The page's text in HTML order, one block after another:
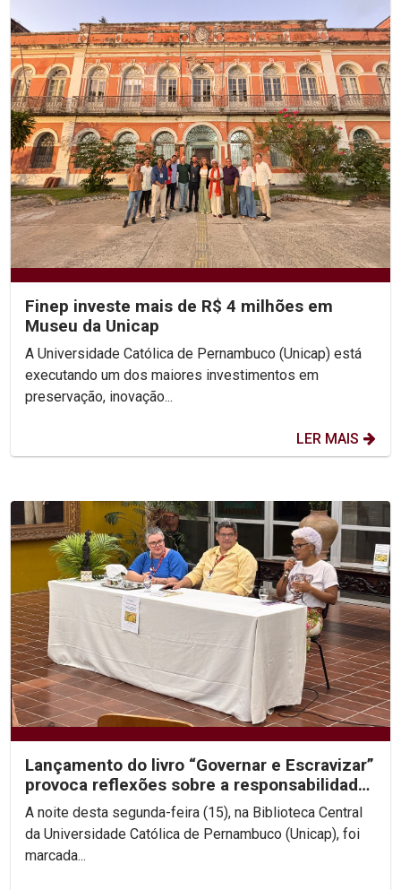
Finep investe mais de R$ 4 milhões em
Museu da Unicap
A Universidade Católica de Pernambuco (Unicap) está
executando um dos maiores investimentos em
preservação, inovação...
LER MAIS
Lançamento do livro “Governar e Escravizar”
provoca reflexões sobre a responsabilidade
histórica...
A noite desta segunda-feira (15), na Biblioteca Central
da Universidade Católica de Pernambuco (Unicap), foi
marcada...